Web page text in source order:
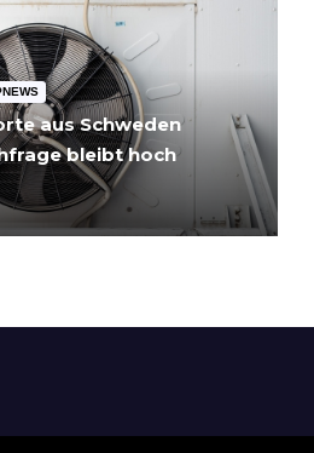
aus Schweden
bleibt hoch